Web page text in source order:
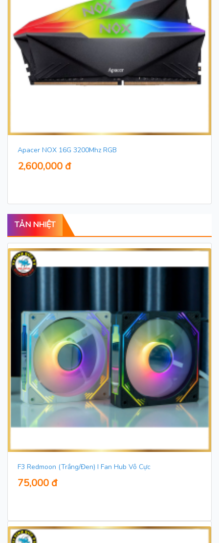
Apacer NOX 16G 3200Mhz RGB
2,600,000 đ
TẢN NHIỆT
F3 Redmoon (Trắng/Đen) I Fan Hub Vô Cực
75,000 đ